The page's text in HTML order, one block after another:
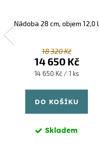
Nádoba 28 cm, objem 12,0 l
18 320 Kč
14 650 Kč
Měrná
14 650 Kč / 1 ks
DO KOŠÍKU
Skladem